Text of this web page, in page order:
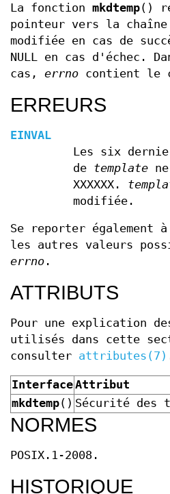
La fonction mkdtemp()
pointeur vers la chaîne
modifiée en cas de
NULL en cas d'échec.
cas, errno contient le
ERREURS
EINVAL
Les six
de templatene
XXXXXX.
modifiée.
Se reporter également à
les autres valeurs
errno .
ATTRIBUTS
Pour une explication
utilisés dans cette
consulter attributes(7)
InterfaceAttribut
mkdtemp() Sécurité des
NORMES
POSIX.1-2008.
HISTORIQUE